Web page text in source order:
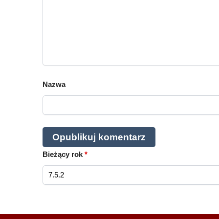
Nazwa
Bieżący rok *